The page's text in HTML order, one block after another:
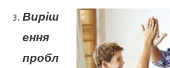
Виріш
ення
пробл